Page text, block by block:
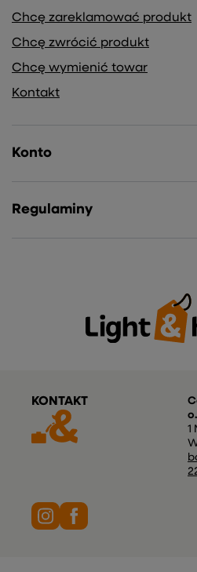
Chcę zareklamować produkt
Chcę zwrócić produkt
Chcę wymienić towar
Kontakt
Konto
Regulaminy
KONTAKT
1